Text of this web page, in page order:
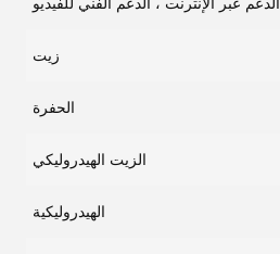
زيت
الحفرة
الزيت الهيدروليكي
الهيدروليكية